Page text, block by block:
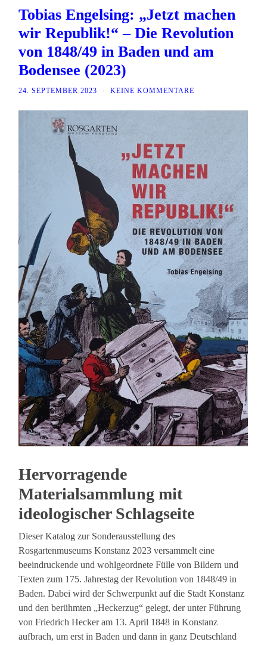
Tobias Engelsing: „Jetzt machen
wir Republik!“ – Die Revolution
von 1848/49 in Baden und am
Bodensee (2023)
24. SEPTEMBER 2023 KEINE KOMMENTARE
Hervorragende
Materialsammlung mit
ideologischer Schlagseite
Dieser Katalog zur Sonderausstellung des
Rosgartenmuseums Konstanz 2023 versammelt eine
beeindruckende und wohlgeordnete Fülle von Bildern und
Texten zum 175. Jahrestag der Revolution von 1848/49 in
Baden. Dabei wird der Schwerpunkt auf die Stadt Konstanz
und den berühmten „Heckerzug“ gelegt, der unter Führung
von Friedrich Hecker am 13. April 1848 in Konstanz
aufbrach, um erst in Baden und dann in ganz Deutschland